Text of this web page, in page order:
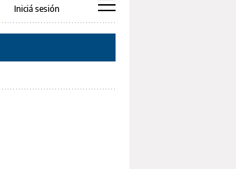
Iniciá sesión